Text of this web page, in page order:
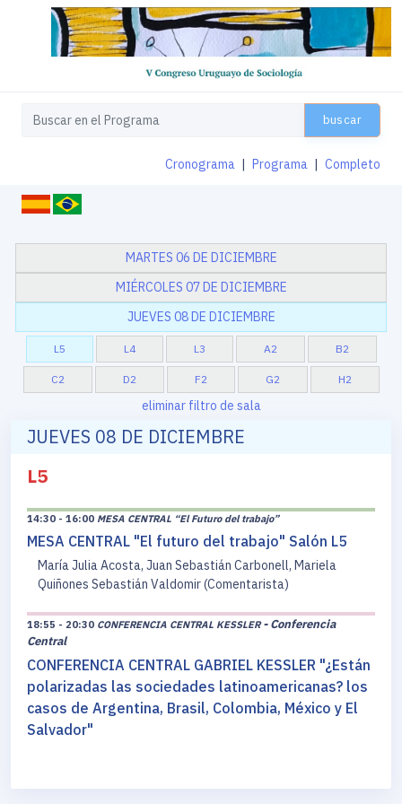
buscar
Cronograma | Programa | Completo
MARTES 06 DE DICIEMBRE
MIÉRCOLES 07 DE DICIEMBRE
JUEVES 08 DE DICIEMBRE
L5 L4 L3 A2 B2
C2 D2 F2 G2 H2
eliminar filtro de sala
JUEVES 08 DE DICIEMBRE
L5
14:30 - 16:00 MESA CENTRAL “El Futuro del trabajo”
MESA CENTRAL "El futuro del trabajo" Salón L5
María Julia Acosta, Juan Sebastián Carbonell, Mariela
Quiñones Sebastián Valdomir (Comentarista)
18:55 - 20:30 CONFERENCIA CENTRAL KESSLER - Conferencia
Central
CONFERENCIA CENTRAL GABRIEL KESSLER "¿Están
polarizadas las sociedades latinoamericanas? los
casos de Argentina, Brasil, Colombia, México y El
Salvador"